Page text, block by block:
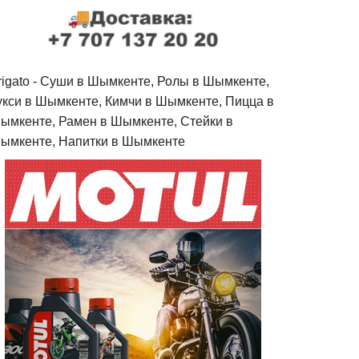
- Cуши в Шымкенте, Ролы в Шымкенте,
в Шымкенте, Кимчи в Шымкенте, Пицца в
Рамен в Шымкенте, Стейки в
Напитки в Шымкенте